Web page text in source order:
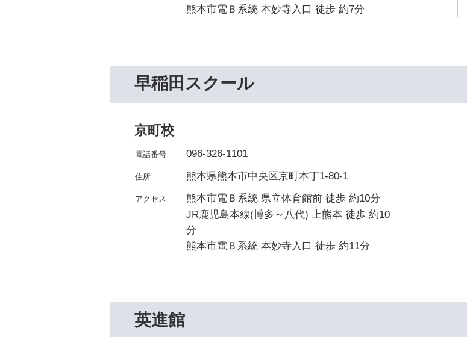
熊本市電Ｂ系統 本妙寺入口 徒歩 約7分
早稲田スクール
京町校
096-326-1101
熊本県熊本市中央区京町本丁1-80-1
熊本市電Ｂ系統 県立体育館前 徒歩 約10分
JR鹿児島本線(博多～八代) 上熊本 徒歩 約10
分
熊本市電Ｂ系統 本妙寺入口 徒歩 約11分
英進館